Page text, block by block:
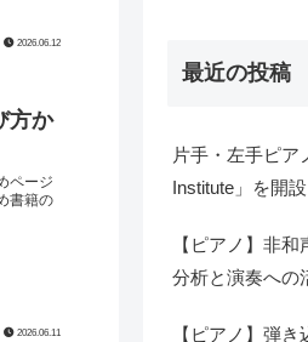
2026.06.12
方か
ページ
書籍の
2026.06.11
最近の投稿
片手・左手ピア
Institute」を開
【ピアノ】非
分析と演奏への
【ピアノ】弾